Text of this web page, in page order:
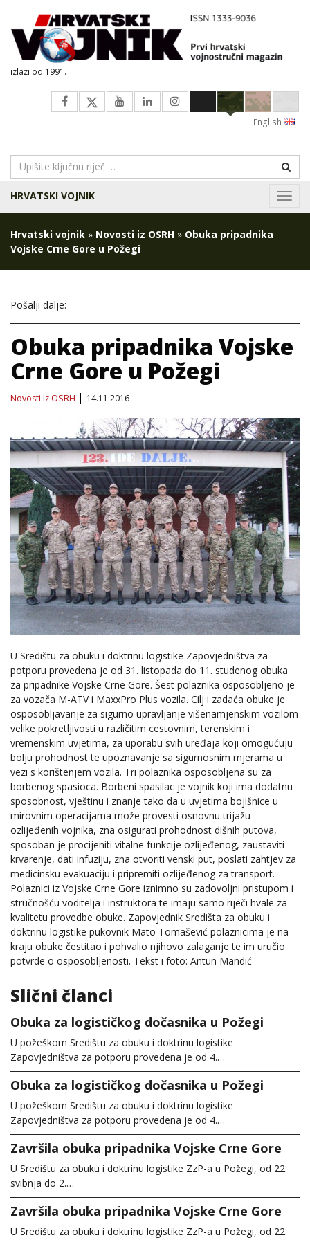
izlazi od 1991.
English
HRVATSKI VOJNIK
Hrvatski vojnik » Novosti iz OSRH » Obuka pripadnika
Vojske Crne Gore u Požegi
Pošalji dalje:
Obuka pripadnika Vojske
Crne Gore u Požegi
Novosti iz OSRH 14.11.2016
U Središtu za obuku i doktrinu logistike Zapovjedništva za
potporu provedena je od 31. listopada do 11. studenog obuka
za pripadnike Vojske Crne Gore. Šest polaznika osposobljeno je
za vozača M-ATV i MaxxPro Plus vozila. Cilj i zadaća obuke je
osposobljavanje za sigurno upravljanje višenamjenskim vozilom
velike pokretljivosti u različitim cestovnim, terenskim i
vremenskim uvjetima, za uporabu svih uređaja koji omogućuju
bolju prohodnost te upoznavanje sa sigurnosnim mjerama u
vezi s korištenjem vozila. Tri polaznika osposobljena su za
borbenog spasioca. Borbeni spasilac je vojnik koji ima dodatnu
sposobnost, vještinu i znanje tako da u uvjetima bojišnice u
mirovnim operacijama može provesti osnovnu trijažu
ozlijeđenih vojnika, zna osigurati prohodnost dišnih putova,
sposoban je procijeniti vitalne funkcije ozlijeđenog, zaustaviti
krvarenje, dati infuziju, zna otvoriti venski put, poslati zahtjev za
medicinsku evakuaciju i pripremiti ozlijeđenog za transport.
Polaznici iz Vojske Crne Gore iznimno su zadovoljni pristupom i
stručnošću voditelja i instruktora te imaju samo riječi hvale za
kvalitetu provedbe obuke. Zapovjednik Središta za obuku i
doktrinu logistike pukovnik Mato Tomašević polaznicima je na
kraju obuke čestitao i pohvalio njihovo zalaganje te im uručio
potvrde o osposobljenosti. Tekst i foto: Antun Mandić
Slični članci
Obuka za logističkog dočasnika u Požegi
U požeškom Središtu za obuku i doktrinu logistike
Zapovjedništva za potporu provedena je od 4.…
Obuka za logističkog dočasnika u Požegi
U požeškom Središtu za obuku i doktrinu logistike
Zapovjedništva za potporu provedena je od 4.…
Završila obuka pripadnika Vojske Crne Gore
U Središtu za obuku i doktrinu logistike ZzP-a u Požegi, od 22.
svibnja do 2.…
Završila obuka pripadnika Vojske Crne Gore
U Središtu za obuku i doktrinu logistike ZzP-a u Požegi, od 22.